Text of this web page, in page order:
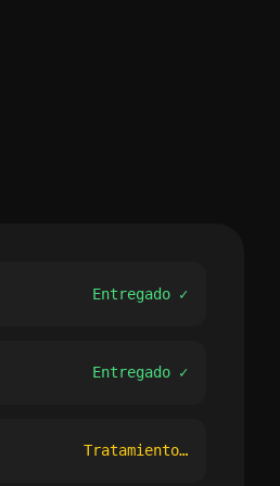
Entregado ✓
Entregado ✓
Tratamiento…